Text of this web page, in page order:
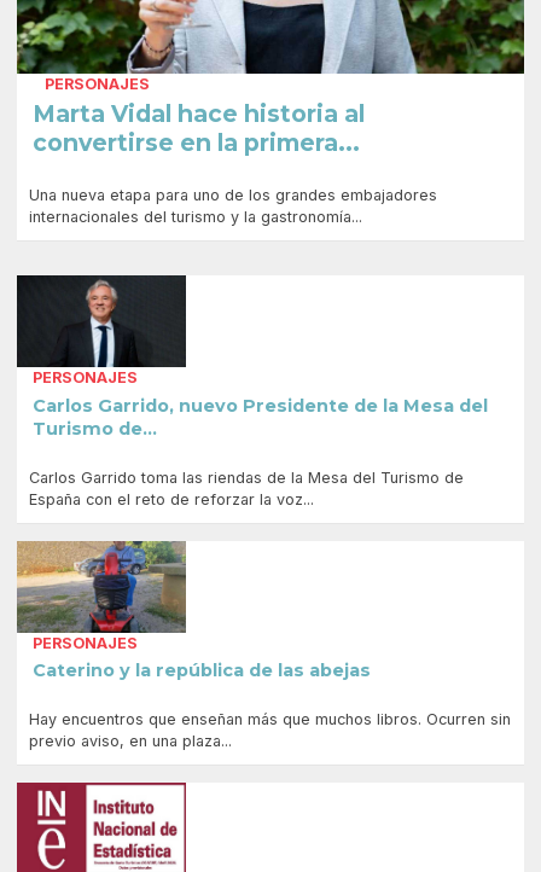
PERSONAJES
Marta Vidal hace historia al
convertirse en la primera...
Una nueva etapa para uno de los grandes embajadores
internacionales del turismo y la gastronomía...
PERSONAJES
Carlos Garrido, nuevo Presidente de la Mesa del
Turismo de...
Carlos Garrido toma las riendas de la Mesa del Turismo de
España con el reto de reforzar la voz...
PERSONAJES
Caterino y la república de las abejas
Hay encuentros que enseñan más que muchos libros. Ocurren sin
previo aviso, en una plaza...